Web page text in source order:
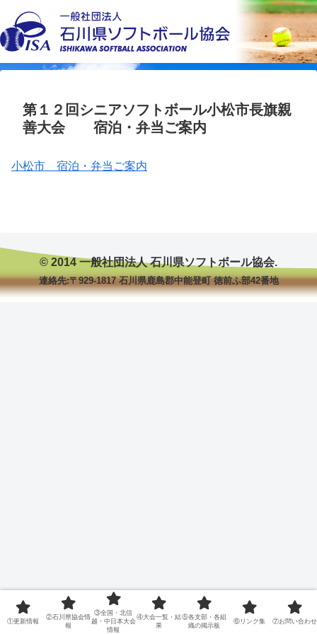
第１２回シニアソフトボール小松市長旗親
善大会 宿泊・弁当ご案内
小松市 宿泊・弁当ご案内
© 2014 一般社団法人 石川県ソフトボール協会.
連絡先:〒929-1817 石川県鹿島郡中能登町 徳前ふ部42番地
①更新情報
②石川県協会情
報
③全国・北信
越・中日本大会
情報
④大会一覧・結
果
⑤各支部・各組
織の掲示板
⑥リンク集 ⑦お問い合わせ